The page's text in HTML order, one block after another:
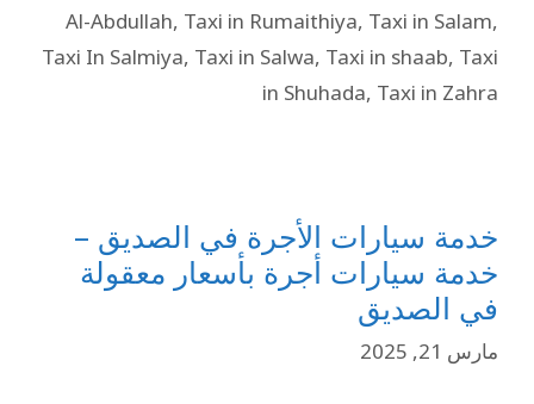
Al-Abdullah, Taxi in Rumaithiya, Taxi in Salam,
Taxi In Salmiya, Taxi in Salwa, Taxi in shaab, Taxi
in Shuhada, Taxi in Zahra
خدمة سيارات الأجرة في الصديق –
خدمة سيارات أجرة بأسعار معقولة
في الصديق
مارس 21, 2025